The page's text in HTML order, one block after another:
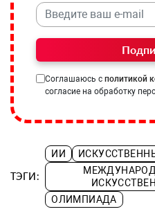
Соглашаюсь с политикой
согласие на обработку
ТЭГИ:
ИИ
ОЛИМПИАДА